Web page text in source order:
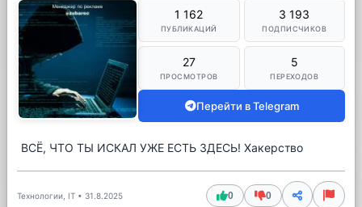
1 162
ПУБЛИКАЦИЙ
3 193
ПОДПИСЧИКОВ
27
ПРОСМОТРОВ
5
ПЕРЕХОДОВ
Перейти в Telegram
ВСЁ, ЧТО ТЫ ИСКАЛ УЖЕ ЕСТЬ ЗДЕСЬ! Хакерство
Технологии, IT • 31.8.2025 0 0